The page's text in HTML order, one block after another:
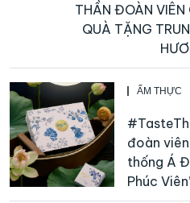
THẦN ĐOÀN VIÊN
QUÀ TẶNG
ẨM THỰC
đoàn
thống Á
Phúc